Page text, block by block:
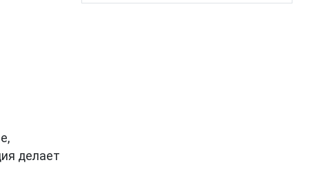
делает